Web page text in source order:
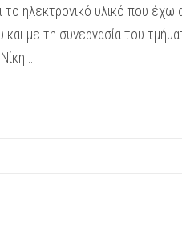
ηλεκτρονικό υλικό που έχω
με τη συνεργασία του
…